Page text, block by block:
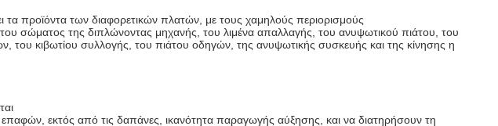
προϊόντα των διαφορετικών πλατών, με τους χαμηλούς περιορισμούς
σώματος της διπλώνοντας μηχανής, του λιμένα απαλλαγής, του ανυψωτικού πιάτου, του
κιβωτίου συλλογής, του πιάτου οδηγών, της ανυψωτικής συσκευής και της κίνησης η
εκτός από τις δαπάνες, ικανότητα παραγωγής αύξησης, και να διατηρήσουν τη